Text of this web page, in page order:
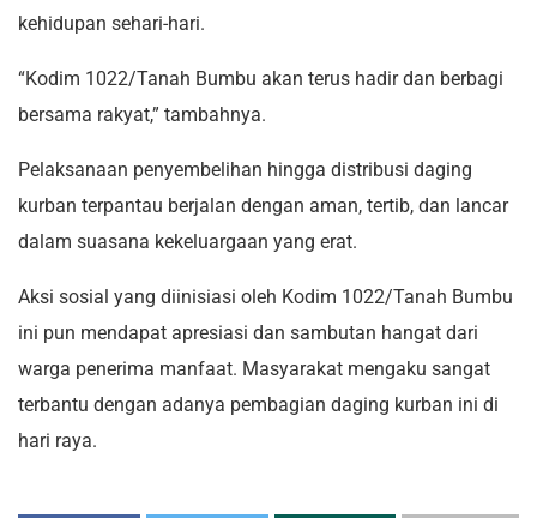
kehidupan sehari-hari.
“Kodim 1022/Tanah Bumbu akan terus hadir dan berbagi
bersama rakyat,” tambahnya.
Pelaksanaan penyembelihan hingga distribusi daging
kurban terpantau berjalan dengan aman, tertib, dan lancar
dalam suasana kekeluargaan yang erat.
Aksi sosial yang diinisiasi oleh Kodim 1022/Tanah Bumbu
ini pun mendapat apresiasi dan sambutan hangat dari
warga penerima manfaat. Masyarakat mengaku sangat
terbantu dengan adanya pembagian daging kurban ini di
hari raya.